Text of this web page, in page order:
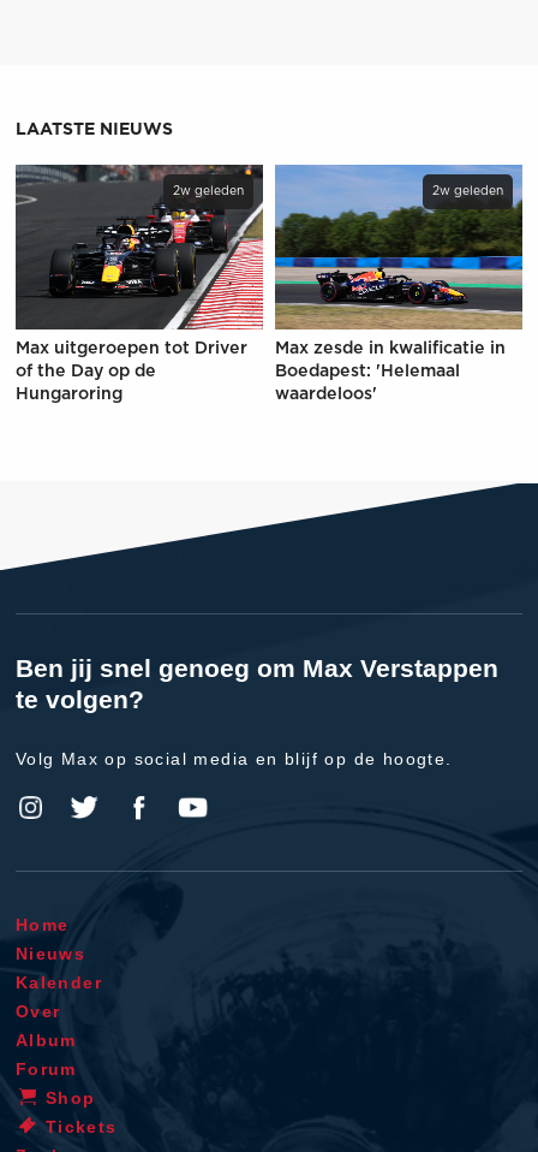
LAATSTE NIEUWS
2w geleden
Max uitgeroepen tot Driver
of the Day op de
Hungaroring
2w geleden
Max zesde in kwalificatie in
Boedapest: 'Helemaal
waardeloos'
Ben jij snel genoeg om Max Verstappen
te volgen?
Volg Max op social media en blijf op de hoogte.
Home
Nieuws
Kalender
Over
Album
Forum
Shop
Tickets